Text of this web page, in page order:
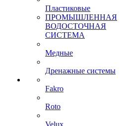
Пластиковые
ПРОМЫШЛЕННАЯ
ВОДОСТОЧНАЯ
СИСТЕМА
Медные
Дренажные системы
Fakro
Roto
Velux